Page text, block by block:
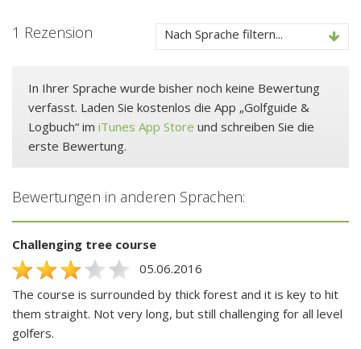
1 Rezension Nach Sprache filtern...
In Ihrer Sprache wurde bisher noch keine Bewertung
verfasst. Laden Sie kostenlos die App „Golfguide &
Logbuch“ im iTunes App Store und schreiben Sie die
erste Bewertung.
Bewertungen in anderen Sprachen:
Challenging tree course
05.06.2016
The course is surrounded by thick forest and it is key to hit
them straight. Not very long, but still challenging for all level
golfers.